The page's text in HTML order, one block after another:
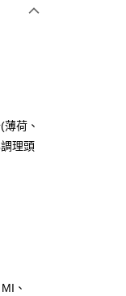
簡單
荷、
理頭
、